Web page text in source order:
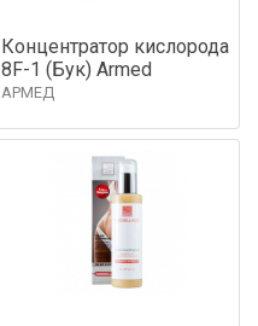
Концентратор кислорода
8F-1 (Бук) Armed
АРМЕД